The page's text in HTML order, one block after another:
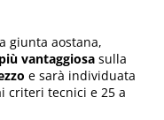
giunta aostana,
vantaggiosa sulla
e sarà individuata
criteri tecnici e 25 a